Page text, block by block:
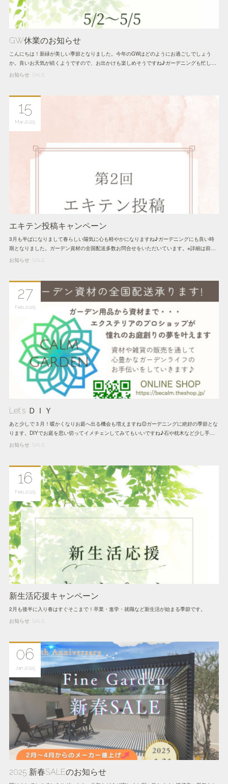
GW休業のお知らせ
こんにちは！新緑が美しい季節となりました。今年のGWはどのようにお過ごしでしょう
か。良いお天気が続くようですので、お出かけも楽しめそうですね♪ガーデニングも忙し…
お知らせ SALE
エキテン投稿キャンペーン
3月も半ばになりまして春らしい陽気に心も軽やかになりますね♪ガーデニングにも良い時
期となりました。ガーデン資材の全国配送多数お問合せをいただいています。※詳細は前…
15
Mar2025
お知らせ SALE
Let's ＤＩＹ
あと少しで３月！暖かくなりお庭へ出る機会も増えますね😊ガーデニングに絶好の季節とな
ります。DIYでお庭を思い切ってイメチェンしてみてもいいですね♪石や枕木など少し手…
27
Feb 2025
お知らせ SALE
新生活応援キャンペーン
2月も後半に入り春はすぐそこまで！卒業・進学・就職など新生活が始まる季節です。
16
Feb2025
お知らせ SALE
2025 新春SALEのお知らせ
06
Jan 2025